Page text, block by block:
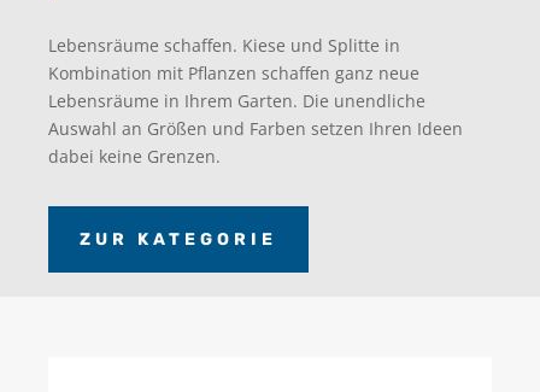
Lebensräume schaffen. Kiese und Splitte in
Kombination mit Pflanzen schaffen ganz neue
Lebensräume in Ihrem Garten. Die unendliche
Auswahl an Größen und Farben setzen Ihren Ideen
dabei keine Grenzen.
ZUR KATEGORIE